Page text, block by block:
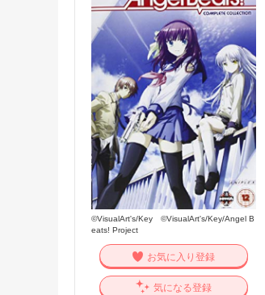
©VisualArt's/Key ©VisualArt's/Key/Angel B
eats! Project
お気に入り登録
気になる登録